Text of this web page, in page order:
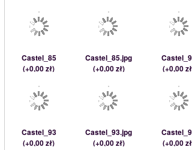
Castel_85
(+0,00 zł)
Castel_85.jpg
(+0,00 zł)
(+0,00 zł
Castel_93
(+0,00 zł)
Castel_93.jpg
(+0,00 zł)
(+0,00 zł